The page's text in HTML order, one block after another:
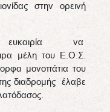
στην ορεινή
ευκαιρία να
μέλη του Ε.Ο.Σ.
μονοπάτια του
διαδρομής έλαβε